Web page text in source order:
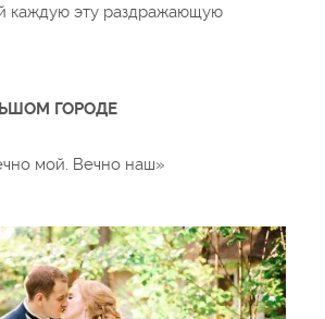
каждую эту раздражающую
ГОРОДЕ
мой. Вечно наш»